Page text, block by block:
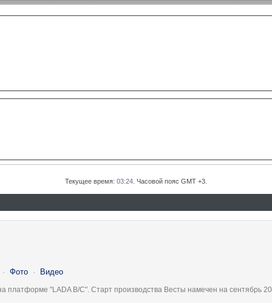
Текущее время: 03:24 . Часовой пояс GMT +3.
· Фото · Видео
"LADA B/C". Старт производства Весты намечен на сентябрь